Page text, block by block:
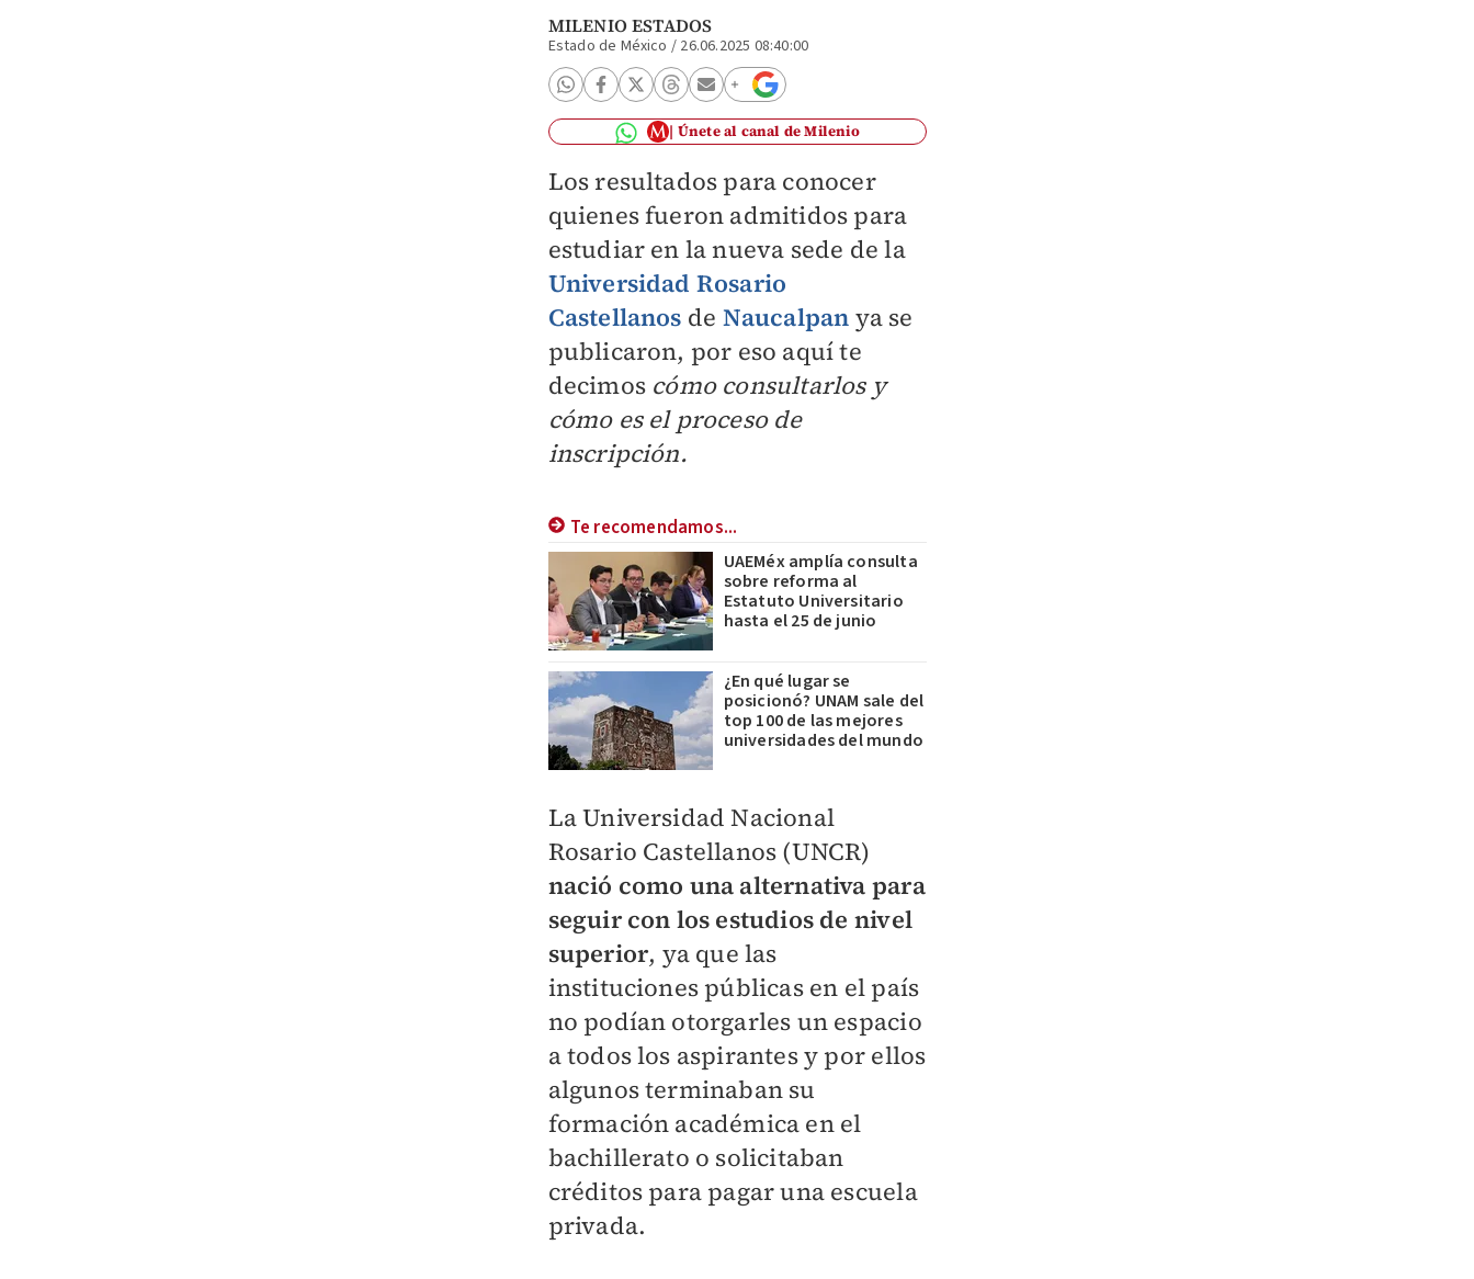
MILENIO ESTADOS
Estado de México / 26.06.2025 08:40:00
Únete al canal de Milenio
Los resultados para conocer
quienes fueron admitidos para
estudiar en la nueva sede de la
Universidad Rosario
Castellanos de Naucalpan ya se
publicaron, por eso aquí te
decimos cómo consultarlos y
cómo es el proceso de
inscripción.
Te recomendamos...
UAEMéx amplía consulta
sobre reforma al
Estatuto Universitario
hasta el 25 de junio
¿En qué lugar se
posicionó? UNAM sale del
top 100 de las mejores
universidades del mundo
La Universidad Nacional
Rosario Castellanos (UNCR)
nació como una alternativa para
seguir con los estudios de nivel
superior, ya que las
instituciones públicas en el país
no podían otorgarles un espacio
a todos los aspirantes y por ellos
algunos terminaban su
formación académica en el
bachillerato o solicitaban
créditos para pagar una escuela
privada.